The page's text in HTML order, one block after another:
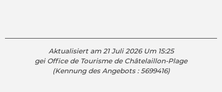
Aktualisiert am 21 Juli 2026 Um 15:25
gei Office de Tourisme de Châtelaillon-Plage
(Kennung des Angebots :5699416)